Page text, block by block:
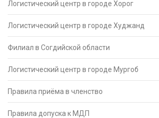
Логистический центр в городе Хорог
Логистический центр в городе Худжанд
Филиал в Согдийской области
Логистический центр в городе Мургоб
Правила приёма в членство
Правила допуска к МДП